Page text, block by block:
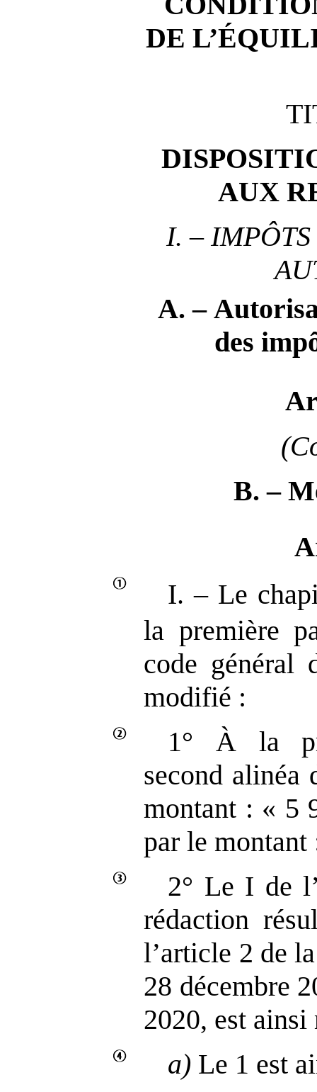
DE
AUX
I. – IMPÔTS
A. –
des
B. –
I. – Le
la première
code général
modifié :
1° À la
second alinéa
montant : « 5
par le
2° Le I de
rédaction
l’article 2 de
28 décembre
2020, est
a) Le 1 est